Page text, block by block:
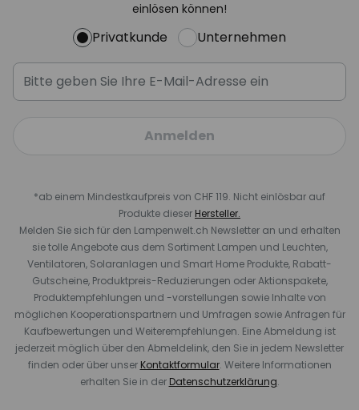
einlösen können!
Privatkunde Unternehmen
Anmelden
*ab einem Mindestkaufpreis von CHF 119. Nicht einlösbar auf
Produkte dieser Hersteller.
Melden Sie sich für den Lampenwelt.ch Newsletter an und erhalten
sie tolle Angebote aus dem Sortiment Lampen und Leuchten,
Ventilatoren, Solaranlagen und Smart Home Produkte, Rabatt-
Gutscheine, Produktpreis-Reduzierungen oder Aktionspakete,
Produktempfehlungen und -vorstellungen sowie Inhalte von
möglichen Kooperationspartnern und Umfragen sowie Anfragen für
Kaufbewertungen und Weiterempfehlungen. Eine Abmeldung ist
jederzeit möglich über den Abmeldelink, den Sie in jedem Newsletter
finden oder über unser Kontaktformular. Weitere Informationen
erhalten Sie in der Datenschutzerklärung.